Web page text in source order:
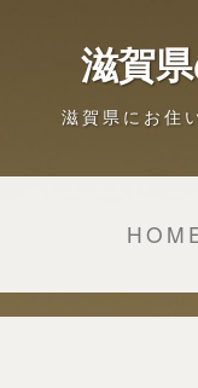
滋賀
滋賀県にお住